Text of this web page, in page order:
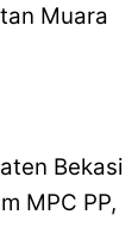
Muara
Bekasi
MPC PP,